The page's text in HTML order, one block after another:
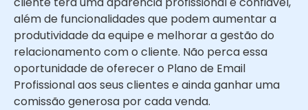
além de funcionalidades que podem aumentar a
produtividade da equipe e melhorar a gestão do
relacionamento com o cliente. Não perca essa
oportunidade de oferecer o Plano de Email
Profissional aos seus clientes e ainda ganhar uma
comissão generosa por cadavenda.